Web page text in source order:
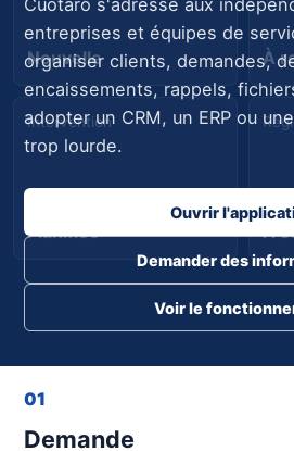
Nouvelle À
Intervention
Planifiée À
Cuotaro s'adresse aux
entreprises et équipes de
organiser clients, demandes,
encaissements, rappels,
adopter un CRM, un ERP ou
trop lourde.
Ouvrir
Demander des
Voir le
01
Demande